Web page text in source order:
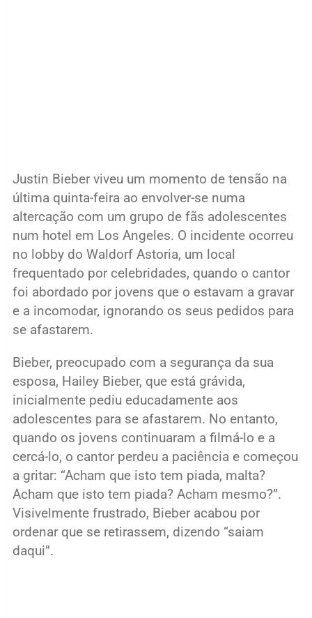
Justin Bieber viveu um momento de tensão na
última quinta-feira ao envolver-se numa
altercação com um grupo de fãs adolescentes
num hotel em Los Angeles. O incidente ocorreu
no lobby do Waldorf Astoria, um local
frequentado por celebridades, quando o cantor
foi abordado por jovens que o estavam a gravar
e a incomodar, ignorando os seus pedidos para
se afastarem.
Bieber, preocupado com a segurança da sua
esposa, Hailey Bieber, que está grávida,
inicialmente pediu educadamente aos
adolescentes para se afastarem. No entanto,
quando os jovens continuaram a filmá-lo e a
cercá-lo, o cantor perdeu a paciência e começou
a gritar: “Acham que isto tem piada, malta?
Acham que isto tem piada? Acham mesmo?”.
Visivelmente frustrado, Bieber acabou por
ordenar que se retirassem, dizendo “saiam
daqui”.